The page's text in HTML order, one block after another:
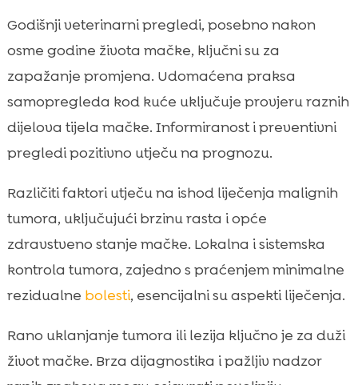
Godišnji veterinarni pregledi, posebno nakon
osme godine života mačke, ključni su za
zapažanje promjena. Udomaćena praksa
samopregleda kod kuće uključuje provjeru raznih
dijelova tijela mačke. Informiranost i preventivni
pregledi pozitivno utječu na prognozu.
Različiti faktori utječu na ishod liječenja malignih
tumora, uključujući brzinu rasta i opće
zdravstveno stanje mačke. Lokalna i sistemska
kontrola tumora, zajedno s praćenjem minimalne
rezidualne bolesti, esencijalni su aspekti liječenja.
Rano uklanjanje tumora ili lezija ključno je za duži
život mačke. Brza dijagnostika i pažljiv nadzor